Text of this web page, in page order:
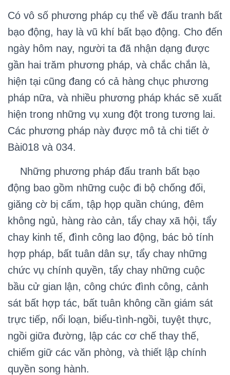
Có vô số phương pháp cụ thể về đấu tranh bất
bạo động, hay là vũ khí bất bạo động. Cho đến
ngày hôm nay, người ta đã nhận dạng được
gần hai trăm phương pháp, và chắc chắn là,
hiện tại cũng đang có cả hàng chục phương
pháp nữa, và nhiều phương pháp khác sẽ xuất
hiện trong những vụ xung đột trong tương lai.
Các phương pháp này được mô tả chi tiết ở
Bài018 và 034.
Những phương pháp đấu tranh bất bạo
động bao gồm những cuộc đi bộ chống đối,
giăng cờ bị cấm, tập họp quần chúng, đêm
không ngủ, hàng rào cản, tẩy chay xã hội, tẩy
chay kinh tế, đình công lao động, bác bỏ tính
hợp pháp, bất tuân dân sự, tẩy chay những
chức vụ chính quyền, tẩy chay những cuộc
bầu cử gian lận, công chức đình công, cảnh
sát bất hợp tác, bất tuân không cần giám sát
trực tiếp, nổi loạn, biểu-tình-ngồi, tuyệt thực,
ngồi giữa đường, lập các cơ chế thay thế,
chiếm giữ các văn phòng, và thiết lập chính
quyền song hành.